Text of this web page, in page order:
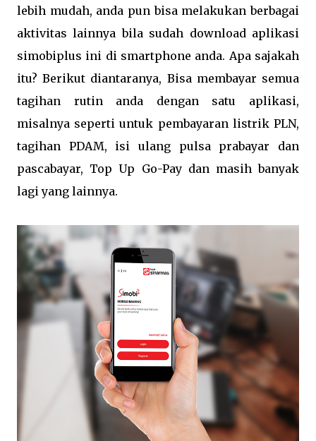
lebih mudah, anda pun bisa melakukan berbagai
aktivitas lainnya bila sudah download aplikasi
simobiplus ini di smartphone anda. Apa sajakah
itu? Berikut diantaranya, Bisa membayar semua
tagihan rutin anda dengan satu aplikasi,
misalnya seperti untuk pembayaran listrik PLN,
tagihan PDAM, isi ulang pulsa prabayar dan
pascabayar, Top Up Go-Pay dan masih banyak
lagi yang lainnya.